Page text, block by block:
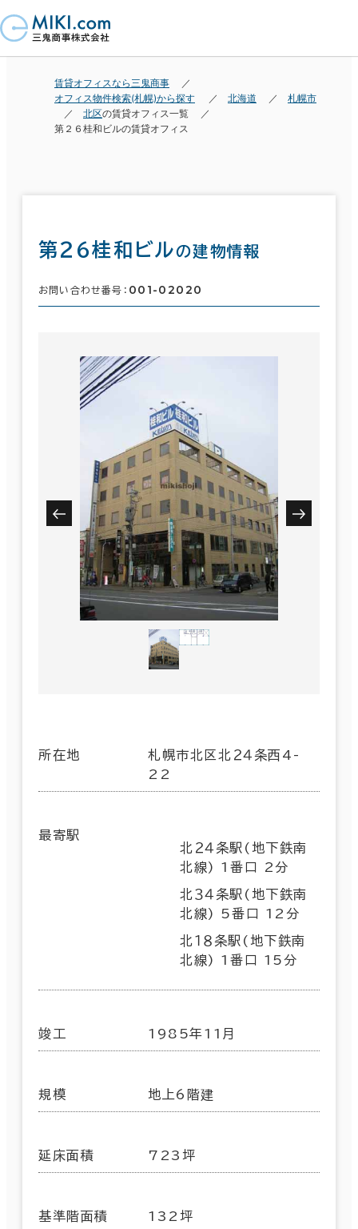
賃貸オフィスなら三鬼商事
オフィス物件検索(札幌)から探す
北海道
札幌市
北区の賃貸オフィス一覧
第２６桂和ビルの賃貸オフィス
第２６桂和ビルの建物情報
お問い合わせ番号： 001-02020
所在地
札幌市北区北２４条西4-
22
最寄駅
北２４条駅(地下鉄南
北線) 1番口 2分
北３４条駅(地下鉄南
北線) 5番口 12分
北１８条駅(地下鉄南
北線) 1番口 15分
竣工 1985年11月
規模 地上6階建
延床面積 723坪
基準階面積 132坪